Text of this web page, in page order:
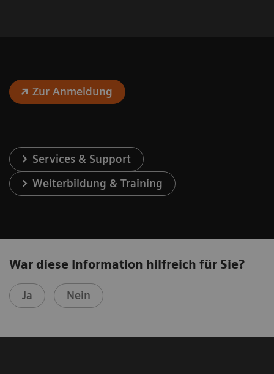
Zur Anmeldung
Services & Support
Weiterbildung & Training
War diese Information hilfreich für Sie?
Ja Nein